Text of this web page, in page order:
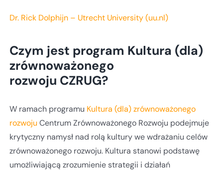
Dr. Rick Dolphijn – Utrecht University (uu.nl)
Czym jest program Kultura (dla)
zrównoważonego
rozwoju CZRUG?
W ramach programu Kultura (dla) zrównoważonego
rozwojuCentrum Zrównoważonego Rozwoju podejmuje
krytyczny namysł nad rolą kultury we wdrażaniu celów
zrównoważonego rozwoju. Kultura stanowi podstawę
umożliwiającą zrozumienie strategii i działań